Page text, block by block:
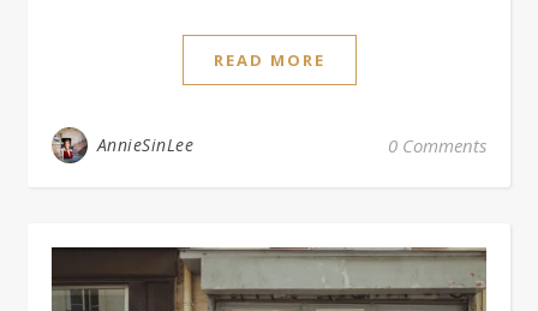
READ MORE
AnnieSinLee 0 Comments